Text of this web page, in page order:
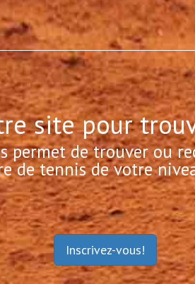
site pour
permet de trouver ou
de tennis de votre
Inscrivez-vous!